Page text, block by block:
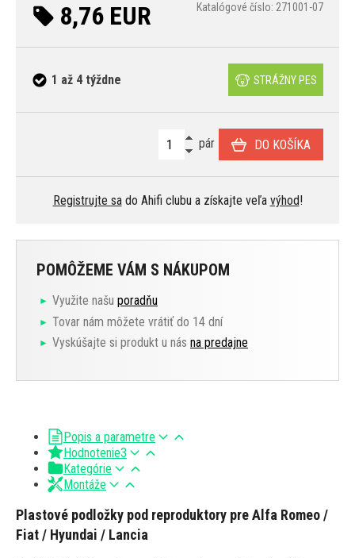
8,76 EUR Katalógové číslo: 271001-07
1 až 4 týždne STRÁŽNY PES
pár DO KOŠÍKA
Registrujte sado Ahifi clubu a získajte veľa výhod!
POMÔŽEME VÁM S NÁKUPOM
Využite našu poradňu
Tovar nám môžete vrátiť do 14 dní
Vyskúšajte si produkt u nás na predajne
Popis a parametre
Hodnotenie3
Kategórie
Montáže
Plastové podložky pod reproduktory pre Alfa Romeo /
Fiat / Hyundai / Lancia